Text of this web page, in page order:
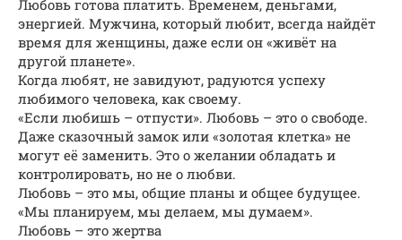
Любовь готова платить. Временем, деньгами,
энергией. Мужчина, который любит, всегда найдёт
время для женщины, даже если он «живёт на
другой планете».
Когда любят, не завидуют, радуются успеху
любимого человека, как своему.
«Если любишь – отпусти». Любовь – это о свободе.
Даже сказочный замок или «золотая клетка» не
могут её заменить. Это о желании обладать и
контролировать, но не о любви.
Любовь – это мы, общие планы и общее будущее.
«Мы планируем, мы делаем, мы думаем».
Любовь – это жертва